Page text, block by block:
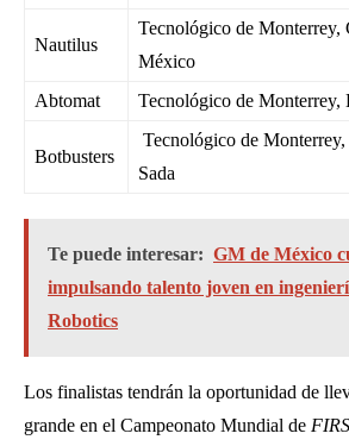
Nautilus
Tecnológico de Monterrey,
México
Abtomat
Tecnológico de Monterrey,
Botbusters
Tecnológico de
Sada
Te puede interesar: GM de México
impulsando talento joven en
Robotics
Los finalistas tendrán la oportunidad de
grande en el Campeonato Mundial de